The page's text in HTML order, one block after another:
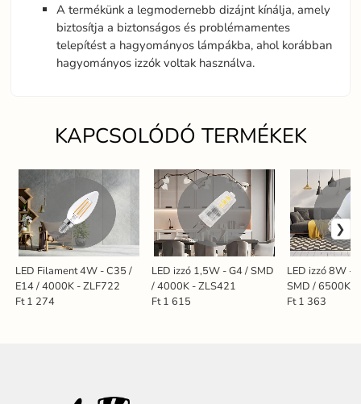
A termékünk a legmodernebb dizájnt kínálja, amely
biztosítja a biztonságos és problémamentes
telepítést a hagyományos lámpákba, ahol korábban
hagyományos izzók voltak használva.
KAPCSOLÓDÓ TERMÉKEK
LED Filament 4W - C35 /
E14 / 4000K - ZLF722
Ft 1 274
LED izzó 1,5W - G4 / SMD
/ 4000K - ZLS421
Ft 1 615
LED izzó 8W -
SMD / 6500K -
Ft 1 363